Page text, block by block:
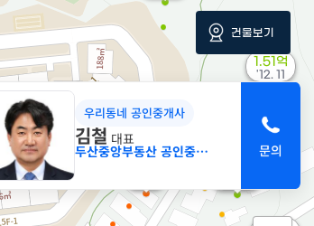
1.51억
'12. 11
우리동네 공인중개사
김철 대표
두산중앙부동산 공인중개사사무소
건물보기